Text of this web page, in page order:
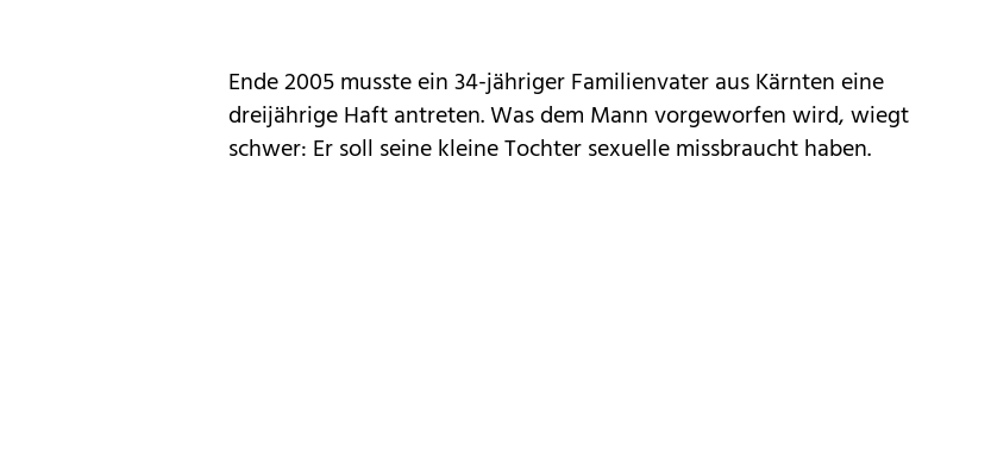
Ende 2005 musste ein 34-jähriger Familienvater aus Kärnten eine
dreijährige Haft antreten. Was dem Mann vorgeworfen wird, wiegt
schwer: Er soll seine kleine Tochter sexuelle missbraucht haben.